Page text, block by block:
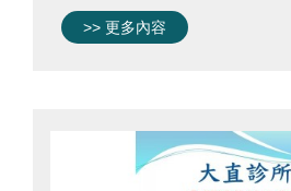
2/23(星期一) 正常看診 2/27(星期五) 正常看診
2/28(星期六) 正常看診
>> 更多內容